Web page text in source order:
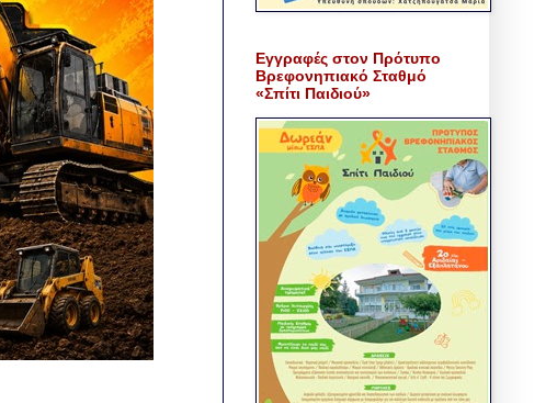
Εγγραφές στον Πρότυπο
Βρεφονηπιακό Σταθμό
«Σπίτι Παιδιού»